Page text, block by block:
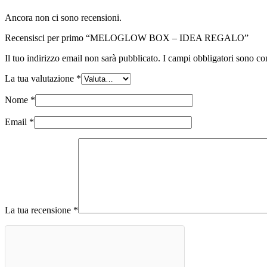
Ancora non ci sono recensioni.
Recensisci per primo “MELOGLOW BOX – IDEA REGALO”
Il tuo indirizzo email non sarà pubblicato. I campi obbligatori sono
La tua valutazione *
Nome *
Email *
La tua recensione *